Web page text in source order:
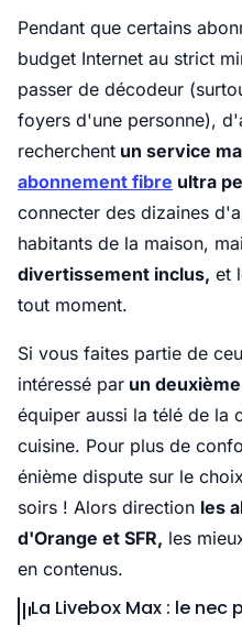
Pendant que certains
budget Internet au strict
passer de décodeur
foyers d'une personne),
recherchent un service
abonnement fibre ultra
connecter des dizaines
habitants de la maison,
divertissement inclus, et
tout moment.
Si vous faites partie de
intéressé par un
équiper aussi la télé de la
cuisine. Pour plus de
énième dispute sur le
soirs ! Alors direction les
d'Orange et SFR, les
en contenus.
La Livebox Max : le